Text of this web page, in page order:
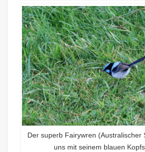
Der superb Fairywren (Australischer
uns mit seinem blauen